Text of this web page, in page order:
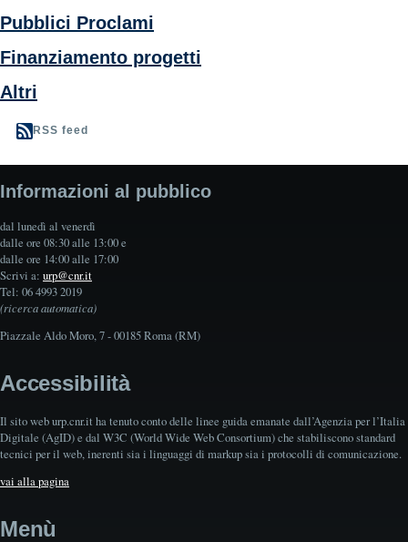
Pubblici Proclami
Finanziamento progetti
Altri
RSS feed
Informazioni al pubblico
dal lunedì al venerdì
dalle ore 08:30 alle 13:00 e
dalle ore 14:00 alle 17:00
Scrivi a: urp@cnr.it
Tel: 06 4993 2019
(ricerca automatica)
Piazzale Aldo Moro, 7 - 00185 Roma (RM)
Accessibilità
Il sito web urp.cnr.it ha tenuto conto delle linee guida emanate dall’Agenzia per l’Italia
Digitale (AgID) e dal W3C (World Wide Web Consortium) che stabiliscono standard
tecnici per il web, inerenti sia i linguaggi di markup sia i protocolli di comunicazione.
vai alla pagina
Menù